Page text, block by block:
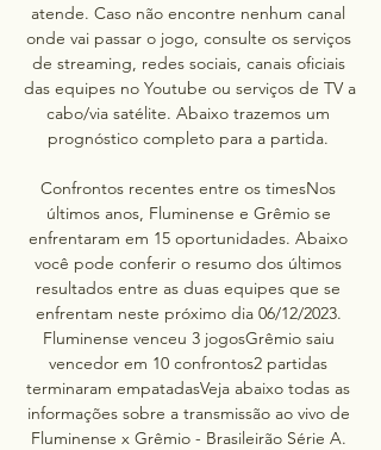
atende. Caso não encontre nenhum canal
onde vai passar o jogo, consulte os serviços
de streaming, redes sociais, canais oficiais
das equipes no Youtube ou serviços de TV a
cabo/via satélite. Abaixo trazemos um
prognóstico completo para a partida.
Confrontos recentes entre os timesNos
últimos anos, Fluminense e Grêmio se
enfrentaram em 15 oportunidades. Abaixo
você pode conferir o resumo dos últimos
resultados entre as duas equipes que se
enfrentam neste próximo dia 06/12/2023.
Fluminense venceu 3 jogosGrêmio saiu
vencedor em 10 confrontos2 partidas
terminaram empatadasVeja abaixo todas as
informações sobre a transmissão ao vivo de
Fluminense x Grêmio - Brasileirão Série A.